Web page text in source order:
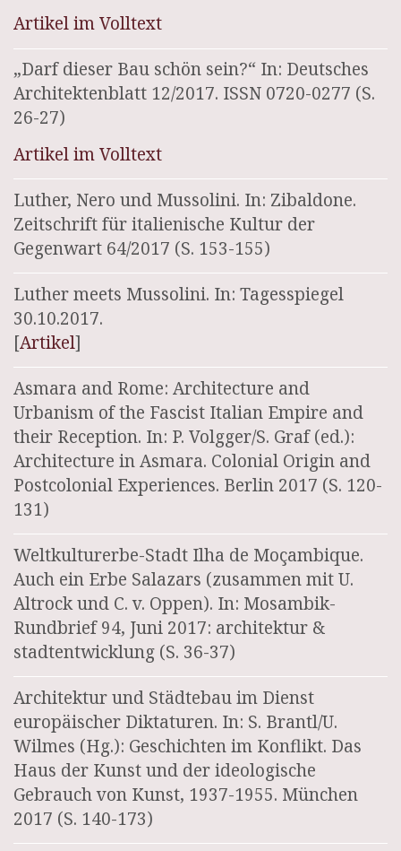
Artikel im Volltext
„Darf dieser Bau schön sein?“ In: Deutsches
Architektenblatt 12/2017. ISSN 0720-0277 (S.
26-27)
Artikel im Volltext
Luther, Nero und Mussolini. In: Zibaldone.
Zeitschrift für italienische Kultur der
Gegenwart 64/2017 (S. 153-155)
Luther meets Mussolini. In: Tagesspiegel
30.10.2017.
[Artikel]
Asmara and Rome: Architecture and
Urbanism of the Fascist Italian Empire and
their Reception. In: P. Volgger/S. Graf (ed.):
Architecture in Asmara. Colonial Origin and
Postcolonial Experiences. Berlin 2017 (S. 120-
131)
Weltkulturerbe-Stadt Ilha de Moçambique.
Auch ein Erbe Salazars (zusammen mit U.
Altrock und C. v. Oppen). In: Mosambik-
Rundbrief 94, Juni 2017: architektur &
stadtentwicklung (S. 36-37)
Architektur und Städtebau im Dienst
europäischer Diktaturen. In: S. Brantl/U.
Wilmes (Hg.): Geschichten im Konflikt. Das
Haus der Kunst und der ideologische
Gebrauch von Kunst, 1937-1955. München
2017 (S. 140-173)